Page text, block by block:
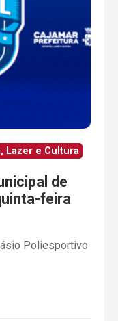
Lazer e Cultura
de
feira
Poliesportivo